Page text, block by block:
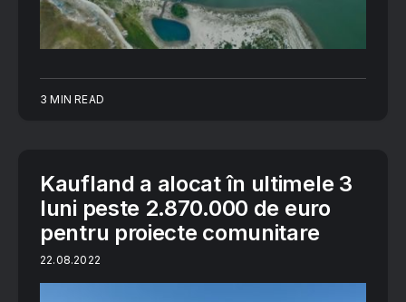
3 MIN READ
Kaufland a alocat în ultimele 3
luni peste 2.870.000 de euro
pentru proiecte comunitare
22.08.2022